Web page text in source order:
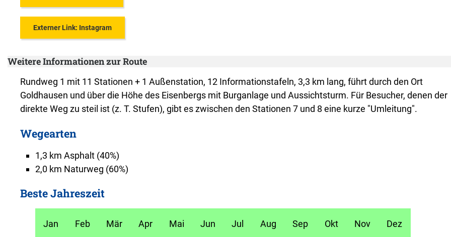
Externer Link: Instagram
Weitere Informationen zur Route
Rundweg 1 mit 11 Stationen + 1 Außenstation, 12 Informationstafeln, 3,3 km lang, führt durch den Ort
Goldhausen und über die Höhe des Eisenbergs mit Burganlage und Aussichtsturm. Für Besucher, denen der
direkte Weg zu steil ist (z. T. Stufen), gibt es zwischen den Stationen 7 und 8 eine kurze "Umleitung".
Wegearten
1,3 km Asphalt (40%)
2,0 km Naturweg (60%)
Beste Jahreszeit
Jan Feb Mär Apr Mai Jun Jul Aug Sep Okt Nov Dez